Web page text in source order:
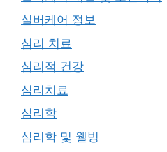
실버케어 정보
심리 치료
심리적 건강
심리치료
심리학
심리학 및 웰빙